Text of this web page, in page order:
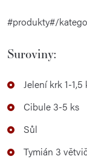
#produkty#/
Suroviny:
Jelení krk 1-1,5
Cibule 3-5 ks
Sůl
Tymián 3